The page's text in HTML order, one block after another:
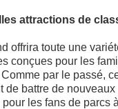
attractions de
offrira toute une
conçues pour les
par le passé,
de battre de
les fans de parcs